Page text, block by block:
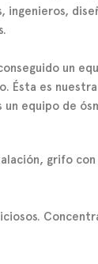
ingenieros,
un
Ésta es
un equipo de
grifo